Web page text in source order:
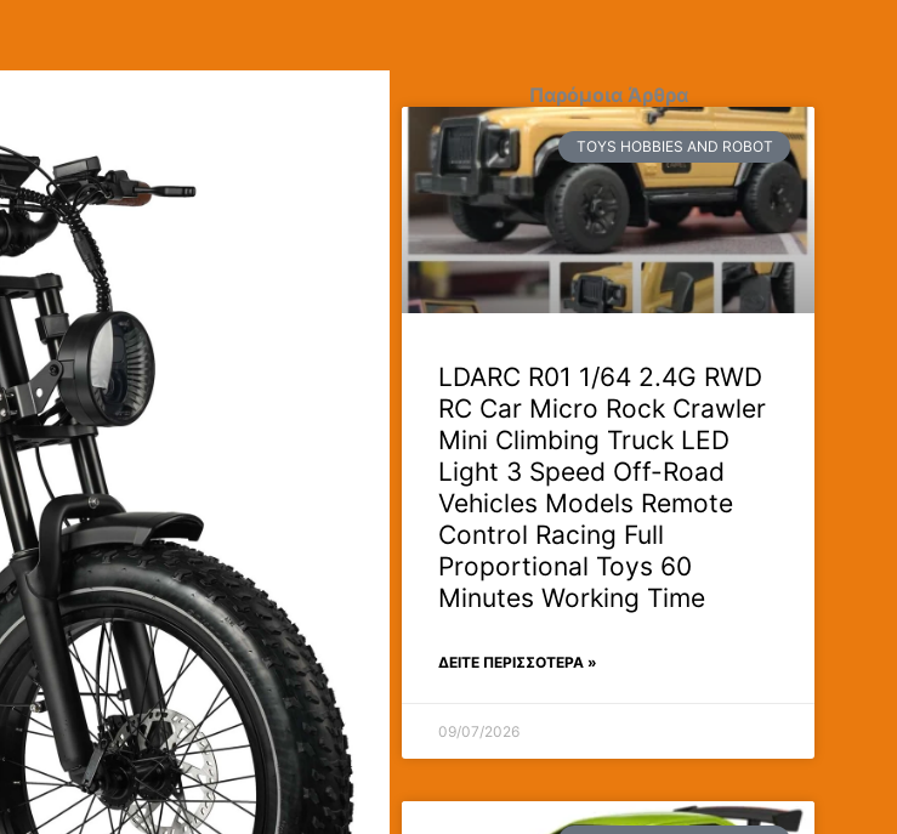
Παρόμοια Άρθρα
TOYS HOBBIES AND ROBOT
LDARC R01 1/64 2.4G RWD
RC Car Micro Rock Crawler
Mini Climbing Truck LED
Light 3 Speed Off-Road
Vehicles Models Remote
Control Racing Full
Proportional Toys 60
Minutes Working Time
ΔΕΊΤΕ ΠΕΡΙΣΣΟΤΕΡΑ »
09/07/2026